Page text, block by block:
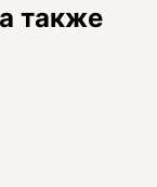
также